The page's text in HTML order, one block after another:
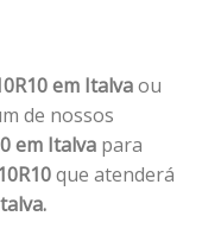
em Italvaou
de nossos
em Italva para
que atenderá